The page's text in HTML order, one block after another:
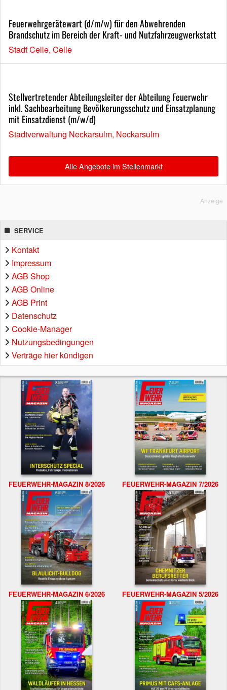
Feuerwehrgerätewart (d/m/w) für den Abwehrenden
Brandschutz im Bereich der Kraft- und Nutzfahrzeugwerkstatt
Stadt Celle, Celle
Stellvertretender Abteilungsleiter der Abteilung Feuerwehr
inkl. Sachbearbeitung Bevölkerungsschutz und Einsatzplanung
mit Einsatzdienst (m/w/d)
Stadtverwaltung Neckarsulm, Neckarsulm
Alle Angebote im Stellenmarkt
Anzeige
SERVICE
Kontakt
Impressum
AGB Shop
AGB Online
AGB Print
Datenschutz
Cookie-Manager
Nutzungsbedingungen
Verträge hier kündigen
FEUERWEHR-MAGAZIN 8/2026 FEUERWEHR-MAGAZIN 7/2026
FEUERWEHR-MAGAZIN 6/2026 FEUERWEHR-MAGAZIN 5/2026